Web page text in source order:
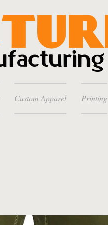
Custom Apparel Printing